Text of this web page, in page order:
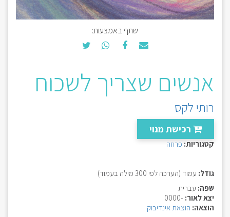
שתף באמצעות:
אנשים שצריך לשכוח
רותי לקס
רכישת מנוי
קטגוריות: פרוזה
גודל: עמוד (הערכה לפי 300 מילה בעמוד)
שפה: עברית
יצא לאור: -0000
הוצאה: הוצאת אינדיבוק